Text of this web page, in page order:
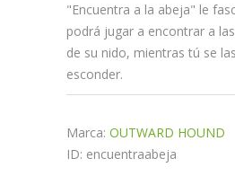
"Encuentra a la abeja" le
podrá jugar a encontrar a
de su nido, mientras tú se
esconder.
Marca: OUTWARD HOUND
ID: encuentraabeja